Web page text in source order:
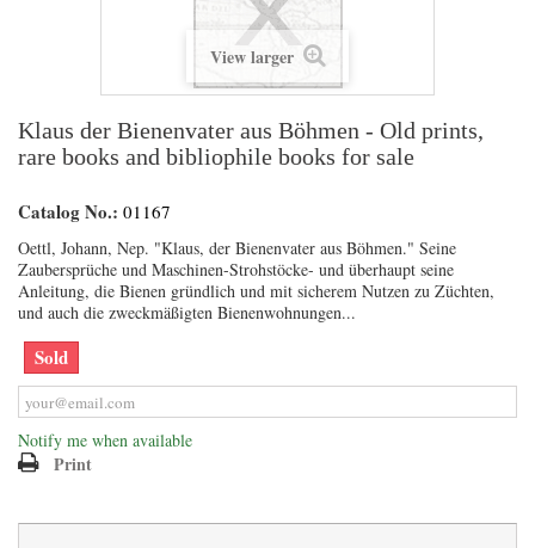
View larger
Klaus der Bienenvater aus Böhmen - Old prints,
rare books and bibliophile books for sale
Catalog No.: 01167
Oettl, Johann, Nep. "Klaus, der Bienenvater aus Böhmen." Seine
Zaubersprüche und Maschinen-Strohstöcke- und überhaupt seine
Anleitung, die Bienen gründlich und mit sicherem Nutzen zu Züchten,
und auch die zweckmäßigten Bienenwohnungen...
Sold
Notify me when available
Print